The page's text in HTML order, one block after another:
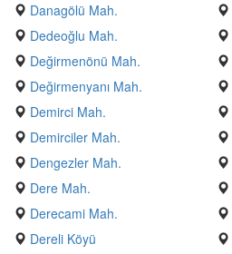
Danagölü Mah.
Dedeoğlu Mah.
Değirmenönü Mah.
Değirmenyanı Mah.
Demirci Mah.
Demirciler Mah.
Dengezler Mah.
Dere Mah.
Derecami Mah.
Dereli Köyü